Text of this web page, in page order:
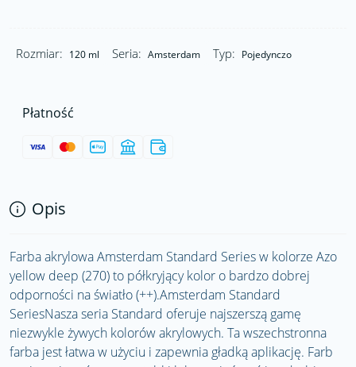
Rozmiar: 120 ml Seria: Amsterdam Typ: Pojedynczo
Płatność
Opis
Farba akrylowa Amsterdam Standard Series w kolorze Azo
yellow deep (270) to półkryjący kolor o bardzo dobrej
odporności na światło (++).Amsterdam Standard
SeriesNasza seria Standard oferuje najszerszą gamę
niezwykle żywych kolorów akrylowych. Ta wszechstronna
farba jest łatwa w użyciu i zapewnia gładką aplikację. Farb